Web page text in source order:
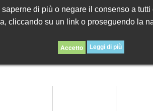
di più o negare il consenso a
cliccando su un link o proseguendo la
Leggi di più